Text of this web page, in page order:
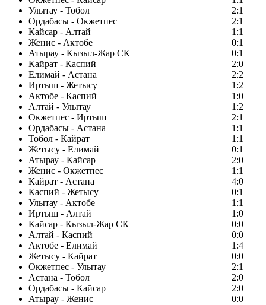
Улытау - Тобол
2:1
Ордабасы - Окжетпес
2:1
Кайсар - Алтай
1:1
Женис - Актобе
0:1
Атырау - Кызыл-Жар СК
0:1
Кайрат - Каспий
2:0
Елимай - Астана
2:2
Иртыш - Жетысу
1:2
Актобе - Каспий
1:0
Алтай - Улытау
1:2
Окжетпес - Иртыш
2:1
Ордабасы - Астана
1:1
Тобол - Кайрат
1:1
Жетысу - Елимай
0:1
Атырау - Кайсар
2:0
Женис - Окжетпес
1:1
Кайрат - Астана
4:0
Каспий - Жетысу
0:1
Улытау - Актобе
1:1
Иртыш - Алтай
1:0
Кайсар - Кызыл-Жар СК
0:0
Алтай - Каспий
0:0
Актобе - Елимай
1:4
Жетысу - Кайрат
0:0
Окжетпес - Улытау
2:1
Астана - Тобол
2:0
Ордабасы - Кайсар
2:0
Атырау - Женис
0:0